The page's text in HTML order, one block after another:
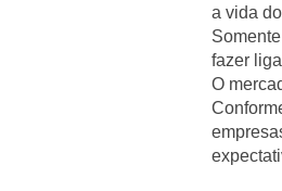
a vida
fazer
O